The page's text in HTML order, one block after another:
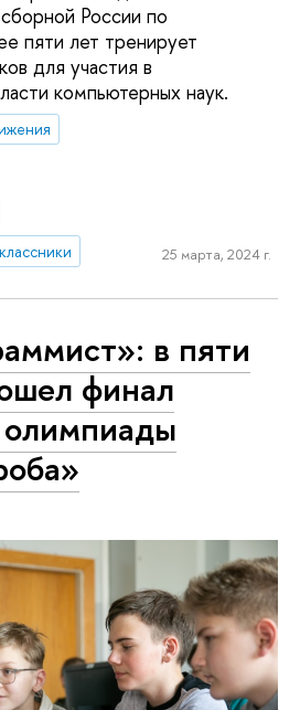
России по
пяти лет тренирует
для участия в
компьютерных наук.
25 марта, 2024 г.
в пяти
финал